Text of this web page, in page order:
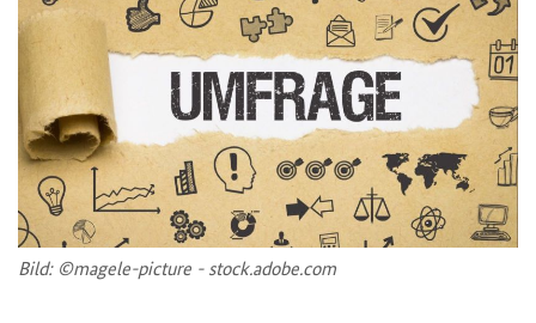
Bild: ©magele-​picture - stock.adobe.com